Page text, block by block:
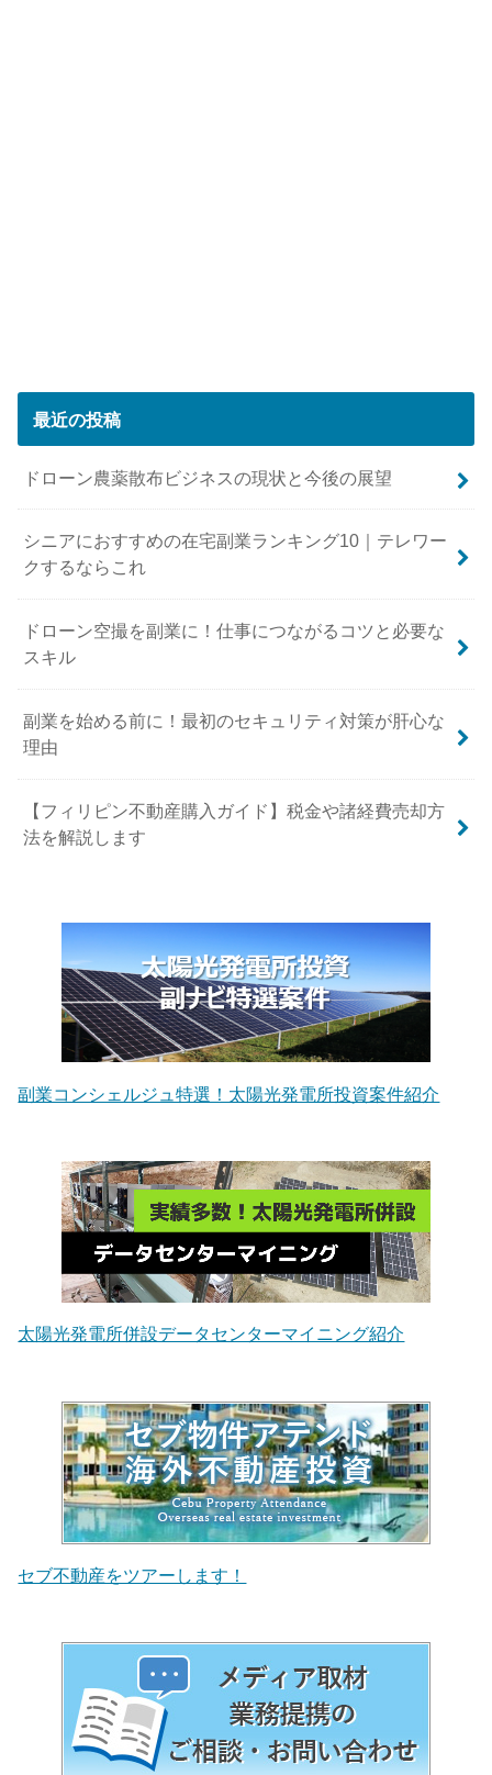
最近の投稿
ドローン農薬散布ビジネスの現状と今後の展望
シニアにおすすめの在宅副業ランキング10｜テレワー
クするならこれ
ドローン空撮を副業に！仕事につながるコツと必要な
スキル
副業を始める前に！最初のセキュリティ対策が肝心な
理由
【フィリピン不動産購入ガイド】税金や諸経費売却方
法を解説します
副業コンシェルジュ特選！太陽光発電所投資案件紹介
太陽光発電所併設データセンターマイニング紹介
セブ不動産をツアーします！